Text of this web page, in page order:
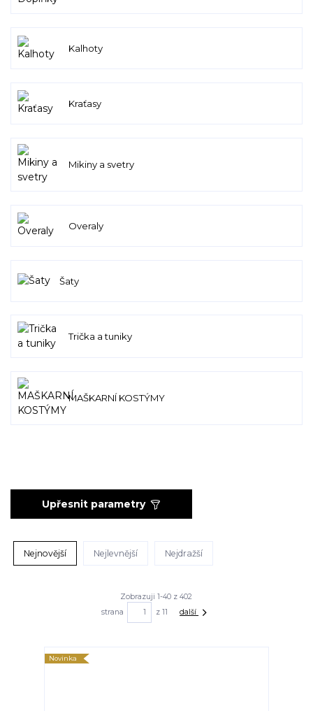
Kalhoty
Kraťasy
Mikiny a svetry
Overaly
Šaty
Trička a tuniky
MAŠKARNÍ KOSTÝMY
Upřesnit parametry
Nejnovější Nejlevnější Nejdražší
Zobrazuji 1-40 z 402
strana
z 11 další
Novinka